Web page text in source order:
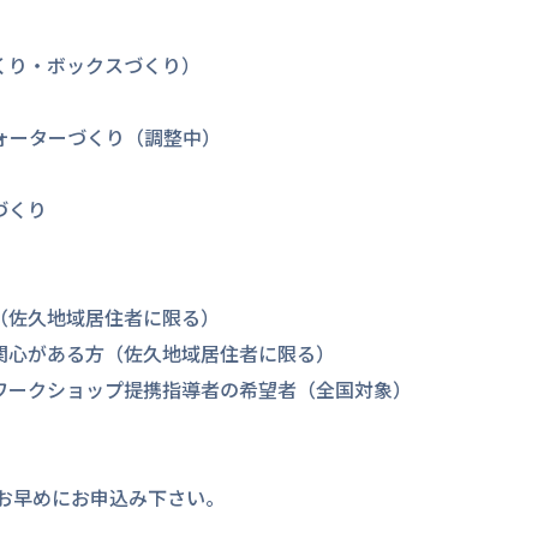
ボックスづくり）
ーづくり（調整中）
り
久地域居住者に限る）
ある方（佐久地域居住者に限る）
ショップ提携指導者の希望者（全国対象）
にお申込み下さい。